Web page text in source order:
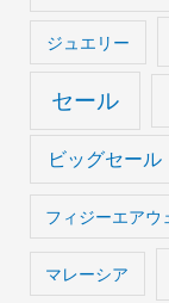
ジュエリー
セール
ビッグセール
フィジーエアウ
マレーシア